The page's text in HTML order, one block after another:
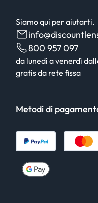
Siamo qui per aiutarti.
800 957 097
da lunedì a venerdì
gratis da rete fissa
Metodi di